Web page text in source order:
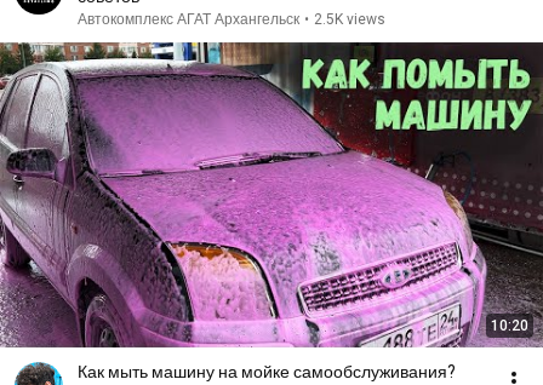
Автокомплекс АГАТ Архангельск • 2.5K views
10:20
Как мыть машину на мойке самообслуживания?